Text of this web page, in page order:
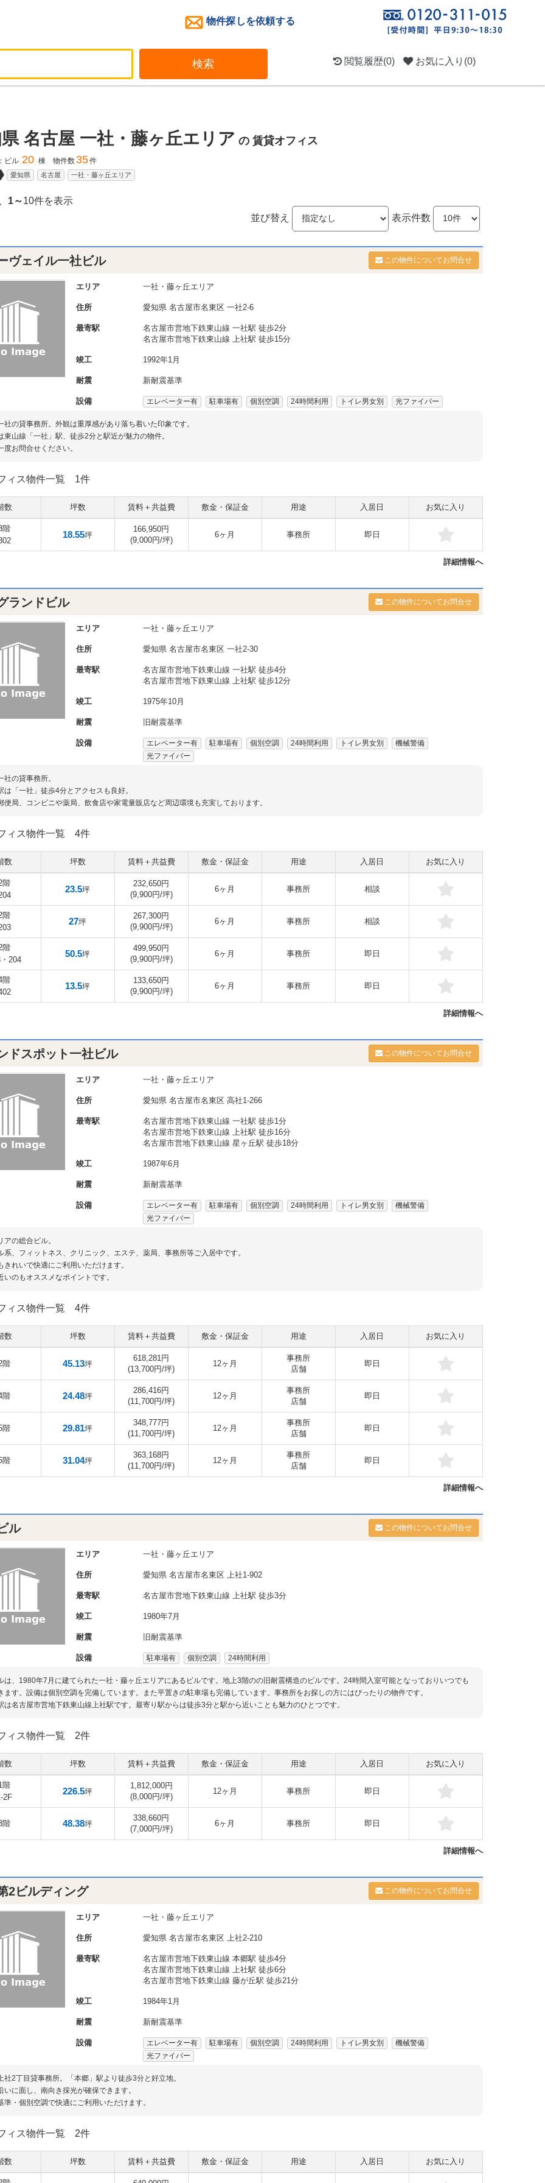
物件探しを依頼する
検索 閲覧履歴(0) お気に入り (0)
名古屋 一社・藤ヶ丘エリア の 賃貸オフィス
ビル 20 棟 物件数35件
愛知県 名古屋 一社・藤ヶ丘エリア
1～10件を表示
表示件数
並び替え
ヴェイル一社ビル この物件についてお問合せ
エリア 一社・藤ヶ丘エリア
住所 愛知県 名古屋市名東区一社2-6
最寄駅
名古屋市営地下鉄東山線 一社駅 徒歩2分
名古屋市営地下鉄東山線 上社駅 徒歩15分
竣工 1992年1月
耐震 新耐震基準
設備 エレベーター有 駐車場有 個別空調 24時間利用 トイレ男女別 光ファイバー
社の貸事務所。外観は重厚感があり落ち着いた印象です。
東山線「一社」駅、徒歩2分と駅近が魅力の物件。
度お問合せください。
ィス物件一覧 1件
数 坪数 賃料＋共益費 敷金・保証金 用途 入居日 お気に入り
階
18.55坪
166,950円
(9,000円/坪)
6ヶ月 事務所 即日
詳細情報へ
ランドビル この物件についてお問合せ
エリア 一社・藤ヶ丘エリア
住所 愛知県 名古屋市名東区一社2-30
最寄駅
名古屋市営地下鉄東山線 一社駅 徒歩4分
名古屋市営地下鉄東山線 上社駅 徒歩12分
竣工 1975年10月
耐震 旧耐震基準
設備 エレベーター有 駐車場有 個別空調 24時間利用 トイレ男女別
機械警備
光ファイバー
社の貸事務所。
は「一社」徒歩4分とアクセスも良好。
便局、コンビニや薬局、飲食店や家電量販店など周辺環境も充実しております。
ィス物件一覧 4件
数 坪数 賃料＋共益費 敷金・保証金 用途 入居日 お気に入り
階
23.5坪
232,650円
(9,900円/坪)
6ヶ月 事務所 相談
階
27坪
267,300円
(9,900円/坪)
6ヶ月 事務所 相談
階
204
50.5坪
499,950円
(9,900円/坪)
6ヶ月 事務所 即日
階
13.5坪
133,650円
(9,900円/坪)
6ヶ月 事務所 即日
詳細情報へ
ドスポット一社ビル この物件についてお問合せ
エリア 一社・藤ヶ丘エリア
住所 愛知県 名古屋市名東区高社1-266
最寄駅
名古屋市営地下鉄東山線 一社駅 徒歩1分
名古屋市営地下鉄東山線 上社駅 徒歩16分
名古屋市営地下鉄東山線 星ヶ丘駅 徒歩18分
竣工 1987年6月
耐震 新耐震基準
設備 エレベーター有 駐車場有 個別空調 24時間利用 トイレ男女別
機械警備
光ファイバー
アの総合ビル。
系、フィットネス、クリニック、エステ、薬局、事務所等ご入居中です。
きれいで快適にご利用いただけます。
いのもオススメなポイントです。
ィス物件一覧 4件
数 坪数 賃料＋共益費 敷金・保証金 用途 入居日 お気に入り
階 45.13坪
618,281円
(13,700円/坪)
12ヶ月
事務所
店舗
即日
階 24.48坪
286,416円
(11,700円/坪)
12ヶ月
事務所
店舗
即日
階 29.81坪
348,777円
(11,700円/坪)
12ヶ月
事務所
店舗
即日
階 31.04坪
363,168円
(11,700円/坪)
12ヶ月
事務所
店舗
即日
詳細情報へ
ル この物件についてお問合せ
エリア 一社・藤ヶ丘エリア
住所 愛知県 名古屋市名東区上社1-902
最寄駅 名古屋市営地下鉄東山線 上社駅 徒歩3分
竣工 1980年7月
耐震 旧耐震基準
設備 駐車場有 個別空調 24時間利用
は、1980年7月に建てられた一社・藤ヶ丘エリアにあるビルです。地上3階のの旧耐震構造のビルです。24時間入室可能となっておりいつでも
ます。設備は個別空調を完備しています。また平置きの駐車場も完備しています。事務所をお探しの方にはぴったりの物件です。
は名古屋市営地下鉄東山線上社駅です。最寄り駅からは徒歩3分と駅から近いことも魅力のひとつです。
ィス物件一覧 2件
数 坪数 賃料＋共益費 敷金・保証金 用途 入居日 お気に入り
階
2F
226.5坪
1,812,000円
(8,000円/坪)
12ヶ月 事務所 即日
階 48.38坪
338,660円
(7,000円/坪)
6ヶ月 事務所 即日
詳細情報へ
2ビルディング この物件についてお問合せ
エリア 一社・藤ヶ丘エリア
住所 愛知県 名古屋市名東区上社2-210
最寄駅
名古屋市営地下鉄東山線 本郷駅 徒歩4分
名古屋市営地下鉄東山線 上社駅 徒歩6分
名古屋市営地下鉄東山線 藤が丘駅 徒歩21分
竣工 1984年1月
耐震 新耐震基準
設備 エレベーター有 駐車場有 個別空調 24時間利用 トイレ男女別
機械警備
光ファイバー
社2丁目貸事務所。「本郷」駅より徒歩3分と好立地。
いに面し、南向き採光が確保できます。
準・個別空調で快適にご利用いただけます。
ィス物件一覧 2件
数 坪数 賃料＋共益費 敷金・保証金 用途 入居日 お気に入り